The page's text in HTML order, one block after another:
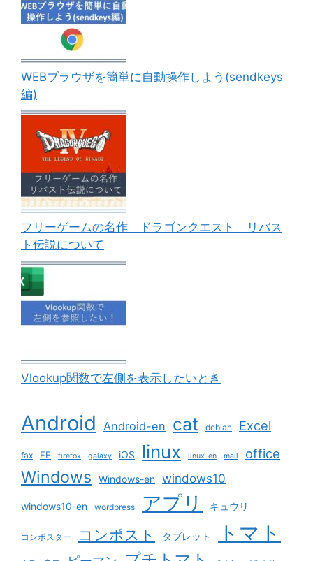
WEBブラウザを簡単に自動操作しよう(sendkeys
編)
フリーゲームの名作 ドラゴンクエスト リバス
ト伝説について
Vlookup関数で左側を表示したいとき
Android Android-en cat debian Excel
fax FF firefox galaxy iOS linux linux-en mail office
Windows Windows-en windows10
windows10-en wordpress アプリ キュウリ
コンポスター コンポスト タブレット トマト